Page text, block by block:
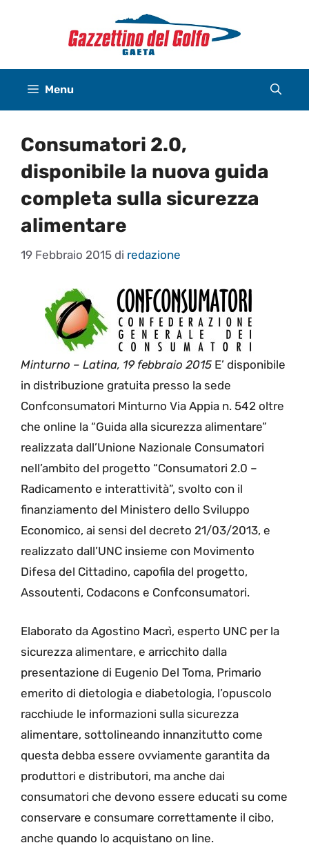
Menu
Consumatori 2.0,
disponibile la nuova guida
completa sulla sicurezza
alimentare
19 Febbraio 2015 di redazione
Minturno – Latina, 19 febbraio 2015 E’ disponibile
in distribuzione gratuita presso la sede
Confconsumatori Minturno Via Appia n. 542 oltre
che online la “Guida alla sicurezza alimentare”
realizzata dall’Unione Nazionale Consumatori
nell’ambito del progetto “Consumatori 2.0 –
Radicamento e interattività”, svolto con il
finanziamento del Ministero dello Sviluppo
Economico, ai sensi del decreto 21/03/2013, e
realizzato dall’UNC insieme con Movimento
Difesa del Cittadino, capofila del progetto,
Assoutenti, Codacons e Confconsumatori.
Elaborato da Agostino Macrì, esperto UNC per la
sicurezza alimentare, e arricchito dalla
presentazione di Eugenio Del Toma, Primario
emerito di dietologia e diabetologia, l’opuscolo
racchiude le informazioni sulla sicurezza
alimentare, sottolineando innanzitutto come
questa debba essere ovviamente garantita da
produttori e distributori, ma anche dai
consumatori che devono essere educati su come
conservare e consumare correttamente il cibo,
anche quando lo acquistano on line.